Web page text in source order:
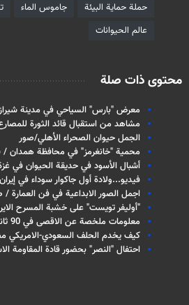
حملة حماية البيئة جاموس الماء
عالم الحيوانات
محتوى ذات صلة
معرض "بارس" السياحي في مدينة
مشاهد من استقبال قائد الثورة
الجمل حيوان الصحراء الأهلي/صور
محمية "خانغرمز" في محافظة همدان /
أشبال الأسود في حديقة الحيوان في
فيديو...ولادة أول جاكوار سوداء في إيران
اجمل الصور الابداعية في فن العمارة
"أوليفر تويست" على خشبة المسرح
معلومات ملخصة عن الاقصى في 90 ثانية / فيديو
كيف يخدم الحلف السعودي-الامريكي
احتفال "النصر" بحضور قادة المقاومة